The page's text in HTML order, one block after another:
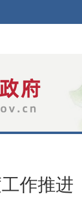
作推进